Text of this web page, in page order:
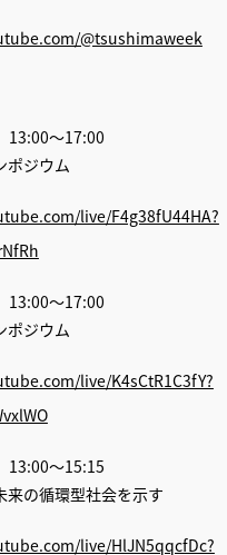
@tsushimaweek
13:00～17:00
ポジウム
live/F4g38fU44HA?
13:00～17:00
ポジウム
live/K4sCtR1C3fY?
13:00～15:15
来の循環型社会を示す
live/HlJN5qqcfDc?